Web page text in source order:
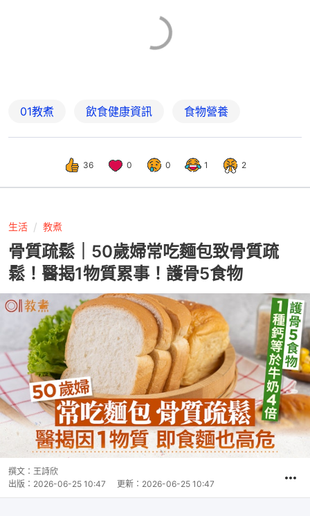
01教煮 飲食健康資訊 食物營養
36 0 0 1 2
生活 教煮
骨質疏鬆｜50歲婦常吃麵包致骨質疏
鬆！醫揭1物質累事！護骨5食物
撰文： 王詩欣
出版： 2026-06-25 10:47 更新： 2026-06-25 10:47